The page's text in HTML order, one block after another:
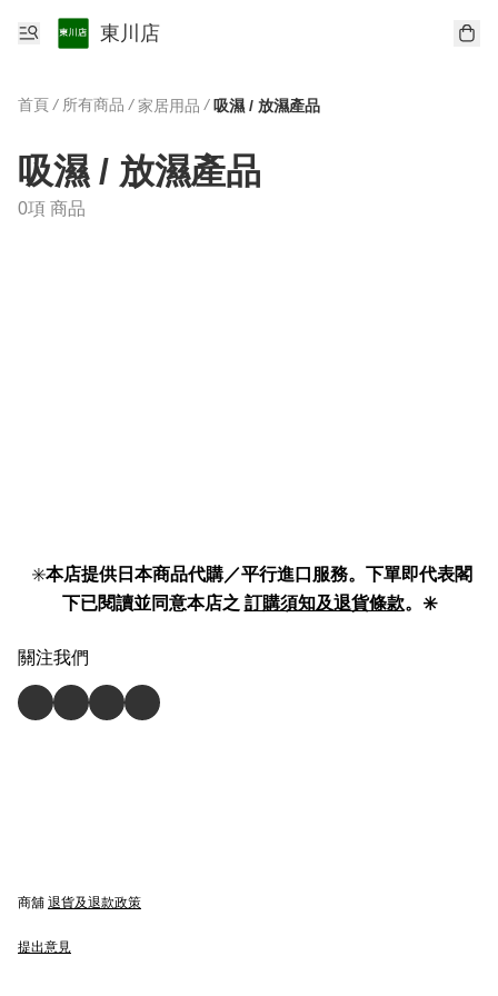
東川店
首頁 / 所有商品 / 家居用品 / 吸濕 / 放濕產品
吸濕 / 放濕產品
0項 商品
✳️本店提供日本商品代購／平行進口服務。下單即代表閣
下已閱讀並同意本店之 訂購須知及退貨條款。✳️
關注我們
商舖 退貨及退款政策
提出意見